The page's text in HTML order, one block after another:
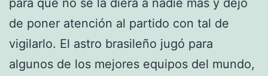
de poner atención al partido con tal de
vigilarlo. El astro brasileño jugó para
algunos de los mejores equipos del mundo,